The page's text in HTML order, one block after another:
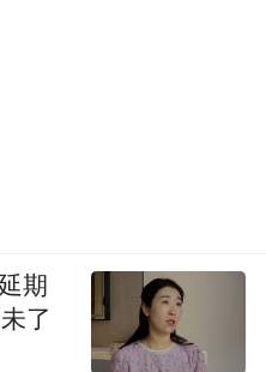
期
了